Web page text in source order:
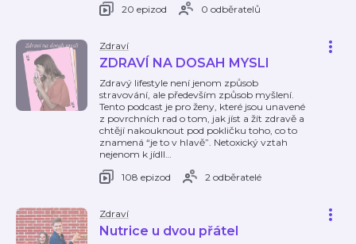
20 epizod
0 odběratelů
Zdraví
ZDRAVÍ NA DOSAH MYSLI
Zdravý lifestyle není jenom způsob
stravování, ale především způsob myšlení.
Tento podcast je pro ženy, které jsou unavené
z povrchních rad o tom, jak jíst a žít zdravě a
chtějí nakouknout pod pokličku toho, co to
znamená “je to v hlavě”. Netoxický vztah
nejenom k jídll…
108 epizod
2 odběratelé
Zdraví
Nutrice u dvou přátel